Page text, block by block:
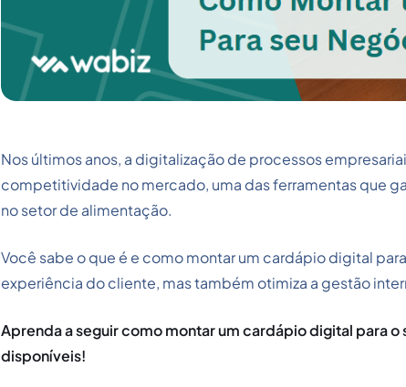
Nos últimos anos, a digitalização de processos
competitividade no mercado, uma das ferramentas que
no setor de alimentação.
Você sabe o que é e como montar um cardápio digital​
experiência do cliente, mas também otimiza a gestão
Aprenda a seguir como montar um cardápio digital para
disponíveis!